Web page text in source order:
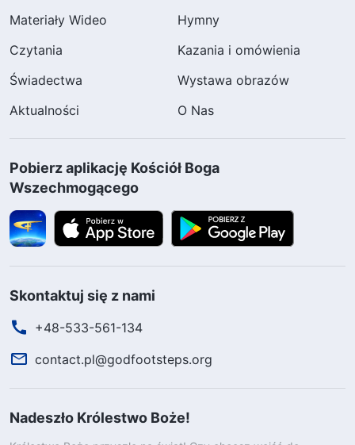
Materiały Wideo
Hymny
Czytania
Kazania i omówienia
Świadectwa
Wystawa obrazów
Aktualności
O Nas
Pobierz aplikację Kościół Boga
Wszechmogącego
Skontaktuj się z nami
+48-533-561-134
contact.pl@godfootsteps.org
Nadeszło Królestwo Boże!